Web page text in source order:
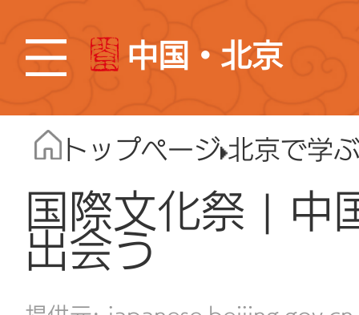
中国・北京
トップページ 北京で学
国際文化祭 | 中
出会う